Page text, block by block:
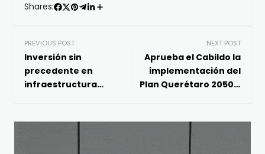
Shares:
PREVIOUS POST
Inversión sin
precedente en
infraestructura
Querétaro
NEXT POST
Aprueba el Cabildo la
implementación del
Plan Querétaro 2050 y
Mujeres